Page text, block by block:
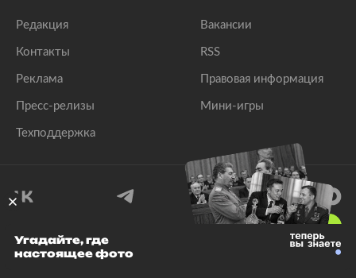
Редакция
Контакты
Реклама
Пресс-релизы
Техподдержка
Вакансии
RSS
Правовая информация
Мини-игры
© 1999–2026 Все права защищены.
Угадайте, где
настоящее фото